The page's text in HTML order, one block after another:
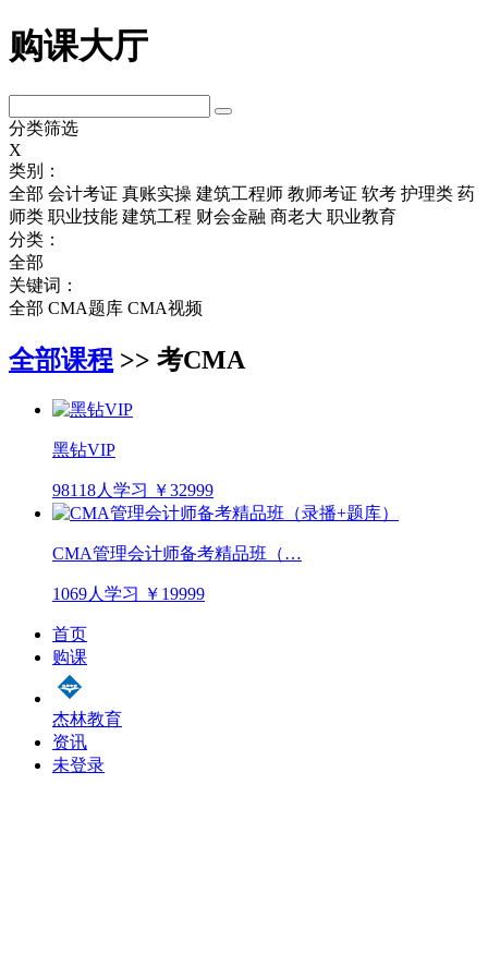
购课大厅
分类筛选
X
类别：
全部 会计考证 真账实操 建筑工程师 教师考证 软考 护理类 药
师类 职业技能 建筑工程 财会金融 商老大 职业教育
分类：
全部
关键词：
全部 CMA题库 CMA视频
全部课程 >> 考CMA
黑钻VIP
98118人学习 ￥32999
CMA管理会计师备考精品班（…
1069人学习 ￥19999
首页
购课
杰林教育
资讯
未登录